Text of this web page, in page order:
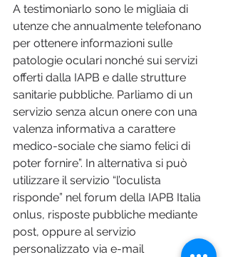
A testimoniarlo sono le migliaia di
utenze che annualmente telefonano
per ottenere informazioni sulle
patologie oculari nonché sui servizi
offerti dalla IAPB e dalle strutture
sanitarie pubbliche. Parliamo di un
servizio senza alcun onere con una
valenza informativa a carattere
medico-sociale che siamo felici di
poter fornire”. In alternativa si può
utilizzare il servizio “l’oculista
risponde” nel forum della IAPB Italia
onlus, risposte pubbliche mediante
post, oppure al servizio
personalizzato via e-mail